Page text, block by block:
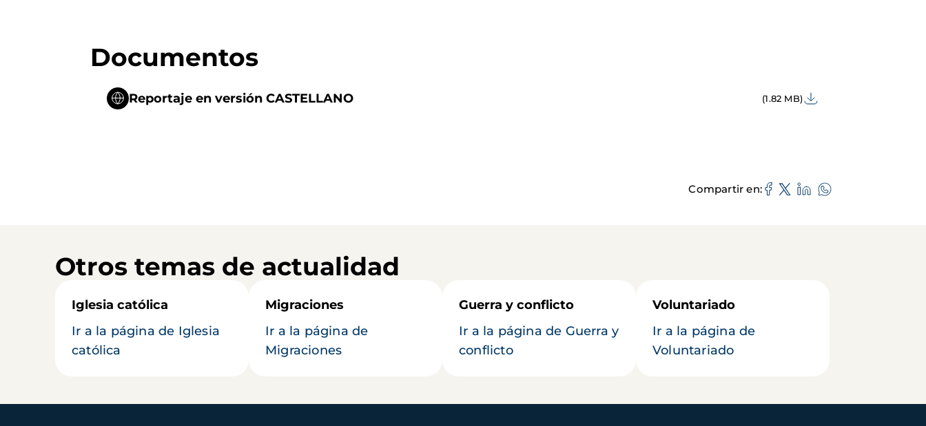
Documentos
Reportaje en versión CASTELLANO (1.82 MB)
Compartir en
Otros temas de actualidad
Iglesia católica
Ir a la página de Iglesia
católica
Migraciones
Ir a la página de
Migraciones
Guerra y conflicto
Ir a la página de Guerra y
conflicto
Voluntariado
Ir a la página de
Voluntariado